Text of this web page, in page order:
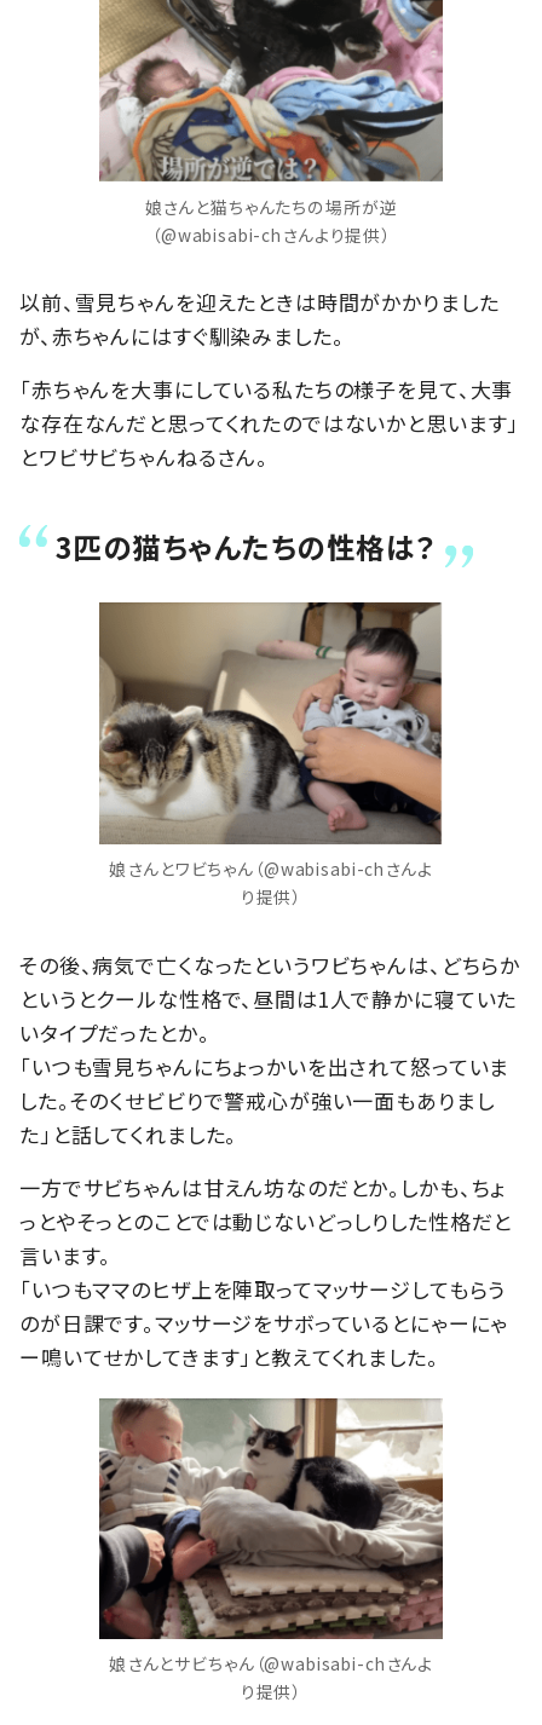
娘さんと猫ちゃんたちの場所が逆
（@wabisabi-chさんより提供）
以前、雪見ちゃんを迎えたときは時間がかかりました
が、赤ちゃんにはすぐ馴染みました。
「赤ちゃんを大事にしている私たちの様子を見て、大事
な存在なんだと思ってくれたのではないかと思います」
とワビサビちゃんねるさん。
3匹の猫ちゃんたちの性格は？
娘さんとワビちゃん（@wabisabi-chさんよ
り提供）
その後、病気で亡くなったというワビちゃんは、どちらか
というとクールな性格で、昼間は1人で静かに寝ていた
いタイプだったとか。
「いつも雪見ちゃんにちょっかいを出されて怒っていま
した。そのくせビビりで警戒心が強い一面もありまし
た」と話してくれました。
一方でサビちゃんは甘えん坊なのだとか。しかも、ちょ
っとやそっとのことでは動じないどっしりした性格だと
言います。
「いつもママのヒザ上を陣取ってマッサージしてもらう
のが日課です。マッサージをサボっているとにゃーにゃ
ー鳴いてせかしてきます」と教えてくれました。
娘さんとサビちゃん（@wabisabi-chさんよ
り提供）